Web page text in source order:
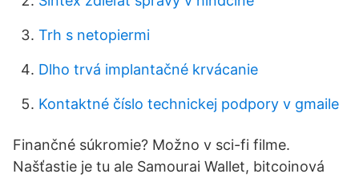
Trh s netopiermi
Dlho trvá implantačné krvácanie
Kontaktné číslo technickej podpory v gmaile
Finančné súkromie? Možno v sci-fi filme.
Našťastie je tu ale Samourai Wallet, bitcoinová